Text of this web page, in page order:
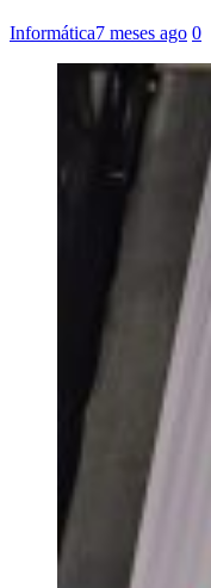
Informática7 meses ago 0